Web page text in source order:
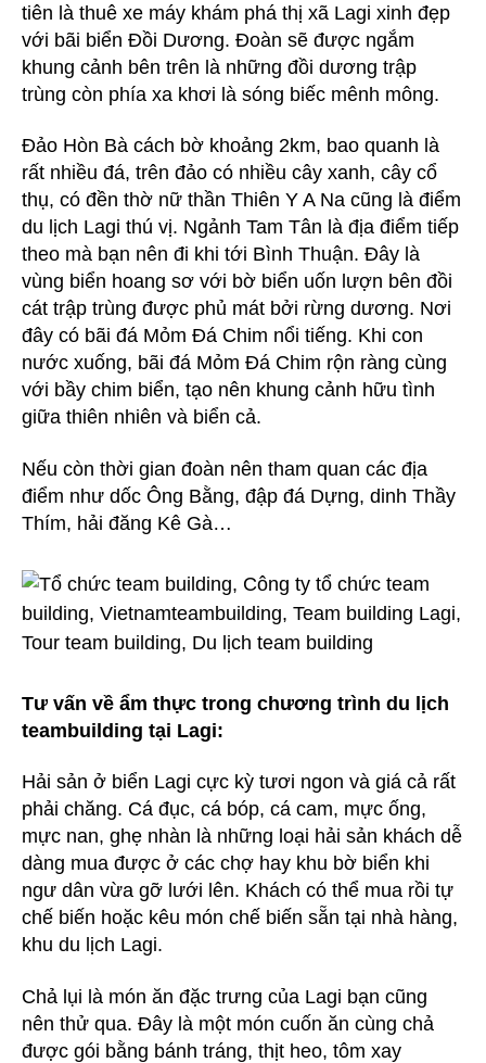
tiên là thuê xe máy khám phá thị xã Lagi xinh đẹp
với bãi biển Đồi Dương. Đoàn sẽ được ngắm
khung cảnh bên trên là những đồi dương trập
trùng còn phía xa khơi là sóng biếc mênh mông.
Đảo Hòn Bà cách bờ khoảng 2km, bao quanh là
rất nhiều đá, trên đảo có nhiều cây xanh, cây cổ
thụ, có đền thờ nữ thần Thiên Y A Na cũng là điểm
du lịch Lagi thú vị. Ngảnh Tam Tân là địa điểm tiếp
theo mà bạn nên đi khi tới Bình Thuận. Đây là
vùng biển hoang sơ với bờ biển uốn lượn bên đồi
cát trập trùng được phủ mát bởi rừng dương. Nơi
đây có bãi đá Mỏm Đá Chim nổi tiếng. Khi con
nước xuống, bãi đá Mỏm Đá Chim rộn ràng cùng
với bầy chim biển, tạo nên khung cảnh hữu tình
giữa thiên nhiên và biển cả.
Nếu còn thời gian đoàn nên tham quan các địa
điểm như dốc Ông Bằng, đập đá Dựng, dinh Thầy
Thím, hải đăng Kê Gà…
Tư vấn về ẩm thực trong chương trình du lịch
teambuilding tại Lagi:
Hải sản ở biển Lagi cực kỳ tươi ngon và giá cả rất
phải chăng. Cá đục, cá bóp, cá cam, mực ống,
mực nan, ghẹ nhàn là những loại hải sản khách dễ
dàng mua được ở các chợ hay khu bờ biển khi
ngư dân vừa gỡ lưới lên. Khách có thể mua rồi tự
chế biến hoặc kêu món chế biến sẵn tại nhà hàng,
khu du lịch Lagi.
Chả lụi là món ăn đặc trưng của Lagi bạn cũng
nên thử qua. Đây là một món cuốn ăn cùng chả
được gói bằng bánh tráng, thịt heo, tôm xay